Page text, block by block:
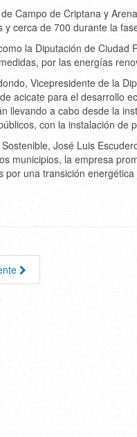
Campo de Criptana y
y cerca de 700 durante la
la Diputación de
por las energías
Vicepresidente de la
acicate para el desarrollo
llevando a cabo desde la
con la instalación
José Luis
municipios, la empresa
por una transición